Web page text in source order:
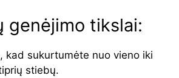
genėjimo tikslai:
kad sukurtumėte nuo vieno iki
stiebų.